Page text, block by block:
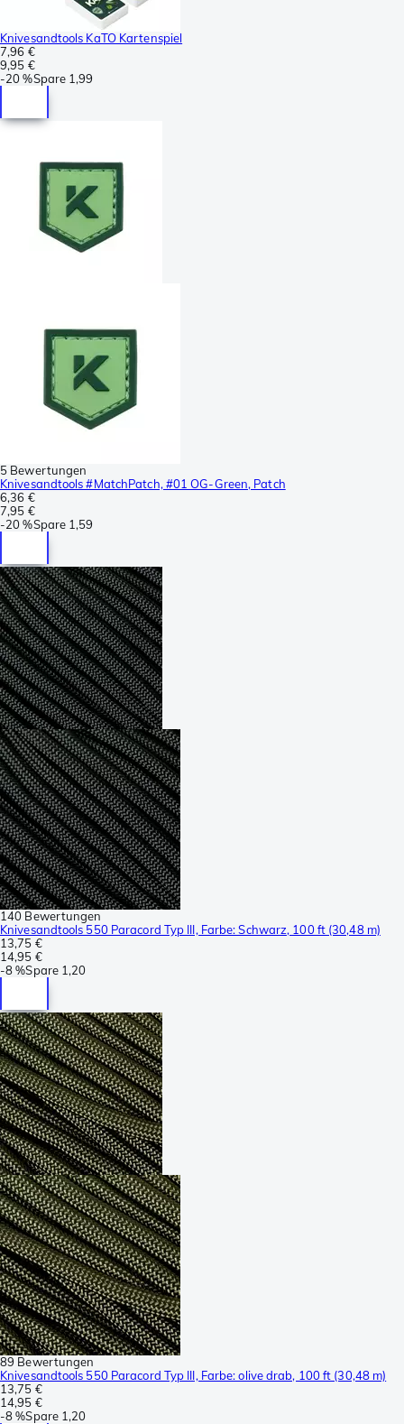
Knivesandtools KaTO Kartenspiel
7,96 €
9,95 €
-20 %Spare 1,99
5 Bewertungen
Knivesandtools #MatchPatch, #01 OG-Green, Patch
6,36 €
7,95 €
-20 %Spare 1,59
140 Bewertungen
Knivesandtools 550 Paracord Typ III, Farbe: Schwarz, 100 ft (30,48 m)
13,75 €
14,95 €
-8 %Spare 1,20
89 Bewertungen
Knivesandtools 550 Paracord Typ III, Farbe: olive drab, 100 ft (30,48 m)
13,75 €
14,95 €
-8 %Spare 1,20